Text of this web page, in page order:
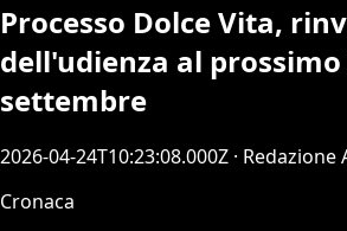
Processo Dolce Vita,
dell'udienza al prossimo
settembre
2026-04-24T10:23:08.000Z · Redazione
Cronaca